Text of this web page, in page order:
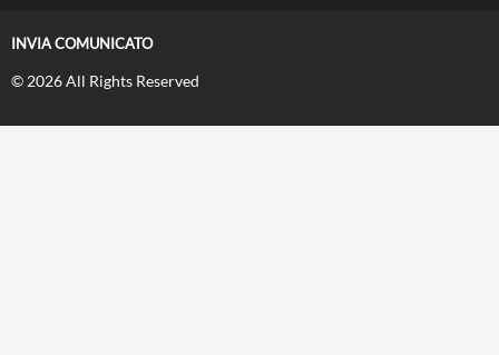
INVIA COMUNICATO
© 2026 All Rights Reserved